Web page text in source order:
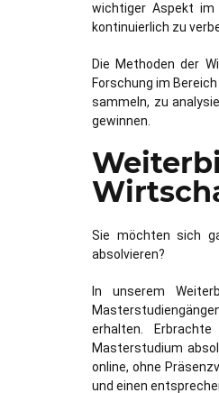
wichtiger Aspekt im
kontinuierlich zu
Die Methoden der
Forschung im
sammeln, zu
gewinnen.
Sie möchten sich
absolvieren?
In unserem
erhalten.
Masterstudium
online, ohne
und einen